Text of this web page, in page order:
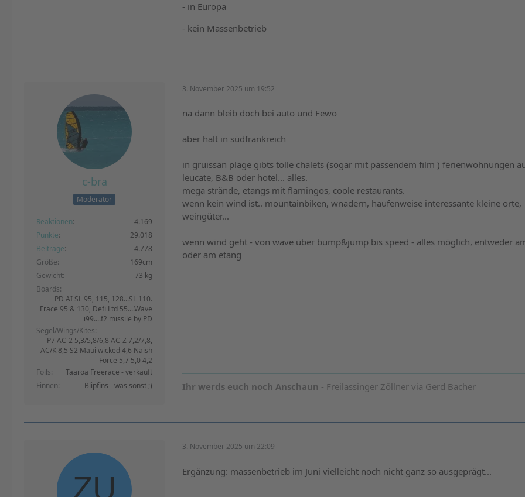
- in Europa
- kein Massenbetrieb
c-bra
Moderator
Reaktionen
4.169
Punkte
29.018
Beiträge
4.778
Größe
169cm
Gewicht
73 kg
Boards
PD AI SL 95, 115, 128...SL 110.
Frace 95 & 130, Defi Ltd 55....Wave
i99....f2 missile by PD
Segel/Wings/Kites
P7 AC-2 5,3/5,8/6,8 AC-Z 7,2/7,8,
AC/K 8,5 S2 Maui wicked 4,6 Naish
Force 5,7 5,0 4,2
Foils
Taaroa Freerace - verkauft
Finnen
Blipfins - was sonst ;)
3. November 2025 um 19:52
na dann bleib doch bei auto und Fewo
aber halt in südfrankreich
in gruissan plage gibts tolle chalets (sogar mit passendem film ) ferienwohnungen
leucate, B&B oder hotel... alles.
mega strände, etangs mit flamingos, coole restaurants.
wenn kein wind ist.. mountainbiken, wnadern, haufenweise interessante kleine orte,
weingüter...
wenn wind geht - von wave über bump&jump bis speed - alles möglich, entweder
oder am etang
Ihr werds euch noch Anschaun - Freilassinger Zöllner via Gerd Bacher
3. November 2025 um 22:09
Ergänzung: massenbetrieb im Juni vielleicht noch nicht ganz so ausgeprägt...